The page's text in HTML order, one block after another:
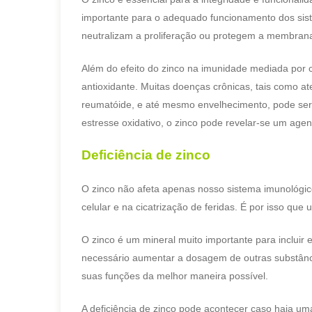
importante para o adequado funcionamento dos
neutralizam a proliferação ou protegem a
Além do efeito do zinco na imunidade mediada
antioxidante. Muitas doenças crônicas, tais como
reumatóide, e até mesmo envelhecimento, pode
estresse oxidativo, o zinco pode revelar-se um
Deficiência de zinco
O zinco não afeta apenas nosso sistema
celular e na cicatrização de feridas. É por isso que
O zinco é um mineral muito importante para incluir
necessário aumentar a dosagem de outras
suas funções da melhor maneira possível.
A deficiência de zinco pode acontecer caso haja